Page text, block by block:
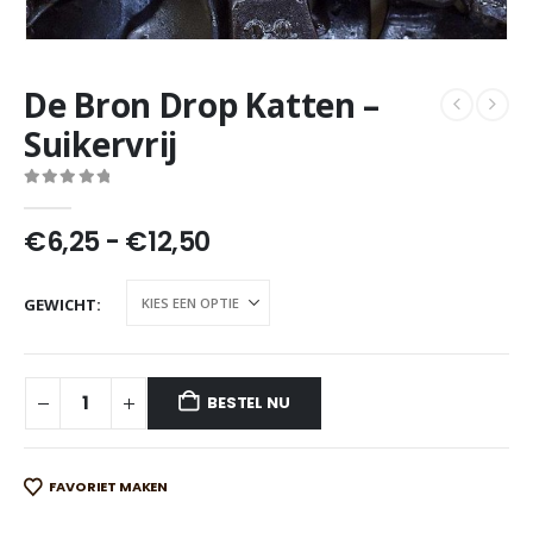
De Bron Drop Katten –
Suikervrij
€6,25 - €12,50Prijsklasse:
tot
€12,50
GEWICHT
BESTEL NU
FAVORIET MAKEN